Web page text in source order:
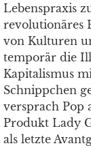
Lebenspraxis
revolutionäres
von Kulturen
temporär die
Kapitalismus
Schnippchen
versprach Pop
Produkt Lady
als letzte